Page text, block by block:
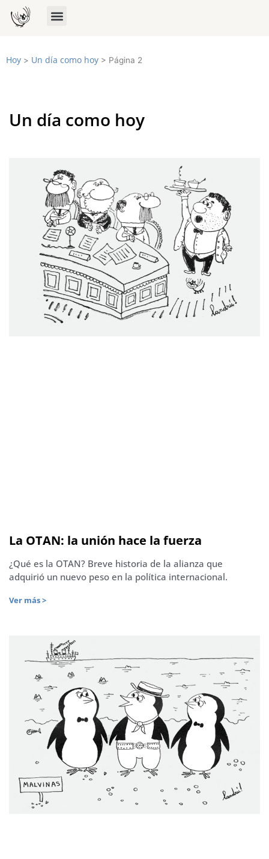
Hoy > Un día como hoy > Página 2
Un día como hoy
La OTAN: la unión hace la fuerza
¿Qué es la OTAN? Breve historia de la alianza que
adquirió un nuevo peso en la política internacional.
Ver más >